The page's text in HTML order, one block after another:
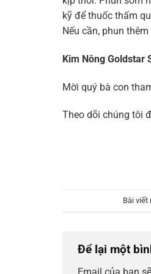
kỹ để thuốc thấm
Nếu cần, phun
Kim Nông Goldstar
Mời quý bà con
Theo dõi chúng tôi
Bài viết
Để lại một